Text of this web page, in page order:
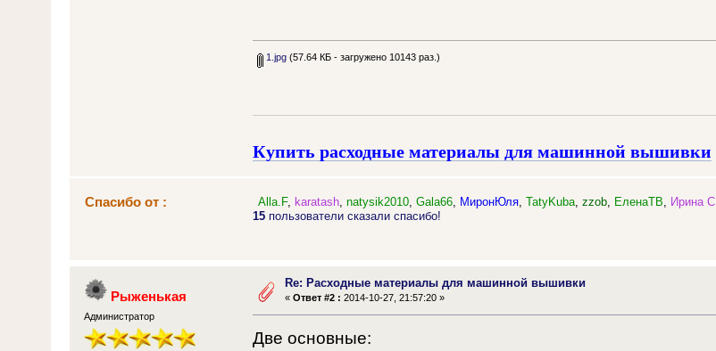
1.jpg (57.64 КБ - загружено 10143 раз.)
Купить расходные материалы для машинной вышивки
Спасибо от : Alla.F, karatash ,natysik2010 ,Gala66 МиронЮля ,TatyKuba ,zzob ЕленаТВ Ирина С
15пользователи сказали спасибо!
Рыженькая
Администратор
Re: Расходные материалы для машинной вышивки
«Ответ #2 : 2014-10-27, 21:57:20 »
Две основные: